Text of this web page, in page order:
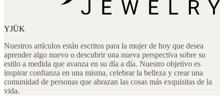
YJÜK
Nuestros artículos están escritos para la mujer de hoy que desea
aprender algo nuevo o descubrir una nueva perspectiva sobre su
estilo a medida que avanza en su día a día. Nuestro objetivo es
inspirar confianza en una misma, celebrar la belleza y crear una
comunidad de personas que abrazan las cosas más exquisitas de la
vida.